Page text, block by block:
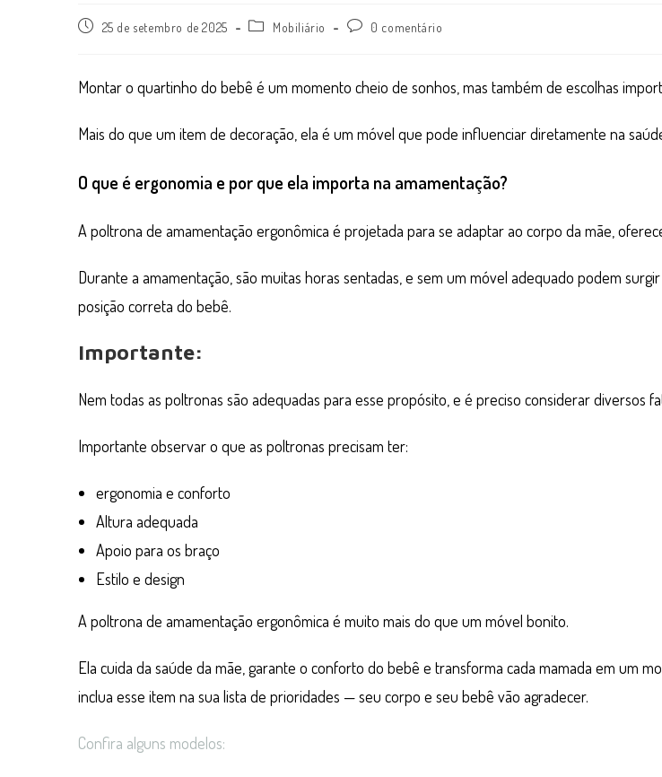
25 de setembro de 2025 Mobiliário 0 comentário
Montar o quartinho do bebê é um momento cheio de sonhos, mas também de escolhas
Mais do que um item de decoração, ela é um móvel que pode influenciar diretamente na
O que é ergonomia e por que ela importa na amamentação?
A poltrona de amamentação ergonômica é projetada para se adaptar ao corpo da mãe,
Durante a amamentação, são muitas horas sentadas, e sem um móvel adequado podem
posição correta do bebê.
Importante:
Nem todas as poltronas são adequadas para esse propósito, e é preciso considerar diversos
Importante observar o que as poltronas precisam ter:
ergonomia e conforto
Altura adequada
Apoio para os braço
Estilo e design
A poltrona de amamentação ergonômica é muito mais do que um móvel bonito.
Ela cuida da saúde da mãe, garante o conforto do bebê e transforma cada mamada em um
inclua esse item na sua lista de prioridades — seu corpo e seu bebê vão agradecer.
Confira alguns modelos: